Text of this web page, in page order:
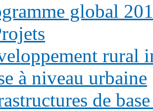
global
rural
à niveau urbaine
de